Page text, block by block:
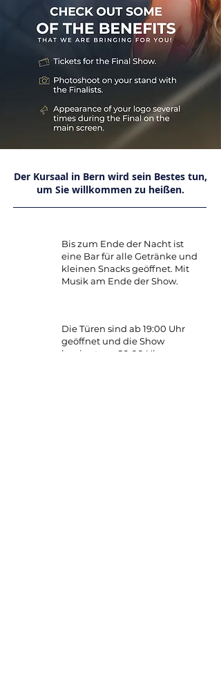
Der Kursaal in Bern wird sein Bestes tun,
um Sie willkommen zu heißen.
Bis zum Ende der Nacht ist
eine Bar für alle Getränke und
kleinen Snacks geöffnet. Mit
Musik am Ende der Show.
Die Türen sind ab 19:00 Uhr
geöffnet und die Show
beginnt um 20:00 Uhr.